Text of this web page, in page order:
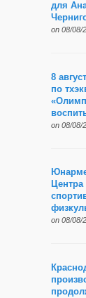
для
on 08/08/
8
по
on 08/08/
Центра
on 08/08/